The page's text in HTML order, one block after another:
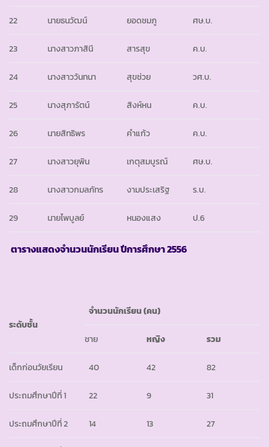
22 นายธนวัฒน์ ยอดชมภู ศษ.บ.
23 นางสาวภาสินี สารสุข ค.บ.
24 นางสาววันทนา สุขช่วย วศ.บ.
25 นางสุภารัตน์ สิงห์หน ค.บ.
26 นายสิทธิพร คำแก้ว ค.บ.
27 นางสาวยุพิน เกตุสมบูรณ์ ศษ.บ.
28 นางสาวกมลภัทร งามประเสริฐ ร.บ.
29 นายไพบูลย์ หนองแสง ป.6
ตารางแสดงจำนวนนักเรียน ปีการศึกษา2556
ระดับชั้น
จำนวนนักเรียน(คน)
ชาย หญิง รวม
เด็กก่อนวัยเรียน 40 42 82
ประถมศึกษาปีที่ 1 22 9 31
ประถมศึกษาปีที่ 2 14 13 27